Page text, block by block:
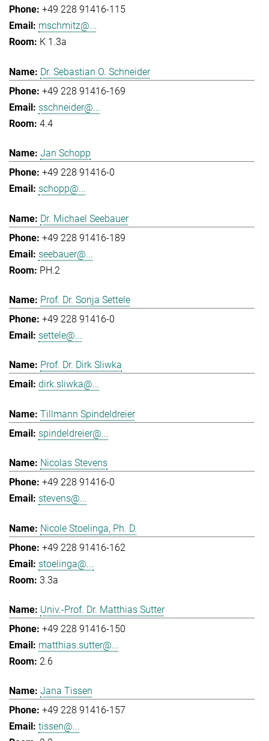
+49 228 91416-115
mschmitz@...
K 1.3a
Dr. Sebastian O. Schneider
+49 228 91416-169
sschneider@...
4.4
Jan Schopp
+49 228 91416-0
schopp@...
Dr. Michael Seebauer
+49 228 91416-189
seebauer@...
PH.2
Prof. Dr. Sonja Settele
+49 228 91416-0
settele@...
Prof. Dr. Dirk Sliwka
dirk.sliwka@...
Tillmann Spindeldreier
spindeldreier@...
Nicolas Stevens
+49 228 91416-0
stevens@...
Nicole Stoelinga, Ph. D.
+49 228 91416-162
stoelinga@...
3.3a
Univ.-Prof. Dr. Matthias Sutter
+49 228 91416-150
matthias.sutter@...
2.6
Jana Tissen
+49 228 91416-157
tissen@...